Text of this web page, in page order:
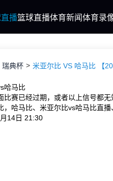
播篮球直播体育新闻体育录
瑞典杯 米亚尔比 VS 哈马比 【
哈马比
比赛已经过期，或者以上信号都
，哈马比、米亚尔比vs哈马比直
14日 21:30